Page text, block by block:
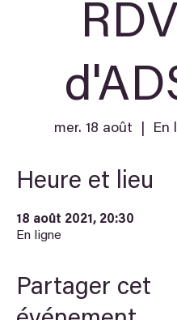
RDV
mer. 18 août En
Heure et lieu
18 août 2021, 20:30
En ligne
Partager cet